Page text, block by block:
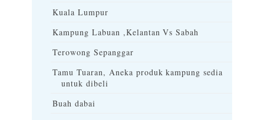
Kuala Lumpur
Kampung Labuan ,Kelantan Vs Sabah
Terowong Sepanggar
Tamu Tuaran, Aneka produk kampung sedia
untuk dibeli
Buah dabai